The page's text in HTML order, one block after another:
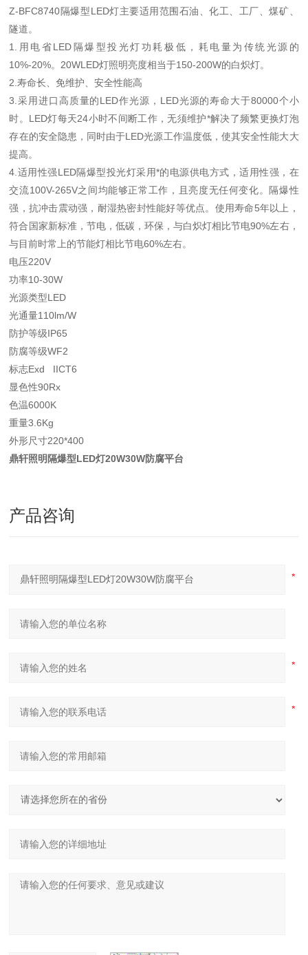
Z-BFC8740隔爆型LED灯主要适用范围石油、化工、工厂、煤矿、
隧道。
1.用电省LED隔爆型投光灯功耗极低，耗电量为传统光源的
10%-20%。20WLED灯照明亮度相当于150-200W的白炽灯。
2.寿命长、免维护、安全性能高
3.采用进口高质量的LED作光源，LED光源的寿命大于80000个小
时。LED灯每天24小时不间断工作，无须维护*解决了频繁更换灯泡
存在的安全隐患，同时由于LED光源工作温度低，使其安全性能大大
提高。
4.适用性强LED隔爆型投光灯采用*的电源供电方式，适用性强，在
交流100V-265V之间均能够正常工作，且亮度无任何变化。隔爆性
强，抗冲击震动强，耐湿热密封性能好等优点。使用寿命5年以上，
符合国家新标准，节电，低碳，环保，与白炽灯相比节电90%左右，
与目前时常上的节能灯相比节电60%左右。
电压220V
功率10-30W
光源类型LED
光通量110lm/W
防护等级IP65
防腐等级WF2
标志Exd IICT6
显色性90Rx
色温6000K
重量3.6Kg
外形尺寸220*400
鼎轩照明隔爆型LED灯20W30W防腐平台
产品咨询